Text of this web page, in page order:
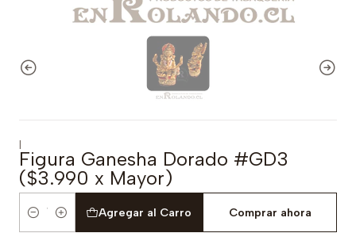
|
Figura Ganesha Dorado #GD3
($3.990 x Mayor)
Cantidad
Agregar al Carro Comprar ahora